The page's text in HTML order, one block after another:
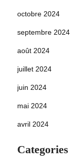
octobre 2024
septembre 2024
août 2024
juillet 2024
juin 2024
mai 2024
avril 2024
Categories